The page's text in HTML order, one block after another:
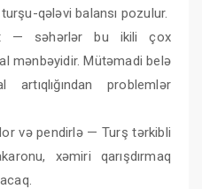
qələvi balansı pozulur.
— səhərlər bu ikili çox
mənbəyidir. Mütəmadi belə
problemlər
və pendirlə — Turş tərkibli
xəmiri qarışdırmaq